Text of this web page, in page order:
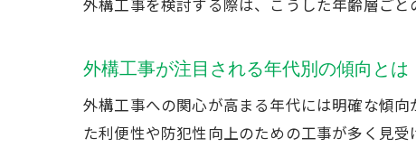
外構工事を検討する際は、こうした年齢層ご
外構工事が注目される年代別の傾向とは
外構工事への関心が高まる年代には明確な傾
た利便性や防犯性向上のための工事が多く見受